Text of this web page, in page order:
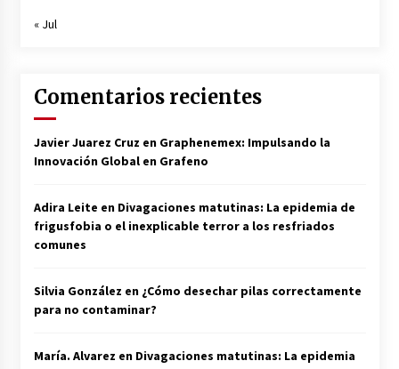
« Jul
Comentarios recientes
Javier Juarez Cruz en Graphenemex: Impulsando la
Innovación Global en Grafeno
Adira Leite en Divagaciones matutinas: La epidemia de
frigusfobia o el inexplicable terror a los resfriados
comunes
Silvia González en ¿Cómo desechar pilas correctamente
para no contaminar?
María. Alvarez en Divagaciones matutinas: La epidemia